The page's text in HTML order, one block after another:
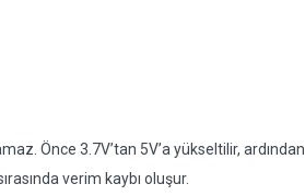
Önce 3.7V’tan 5V’a yükseltilir, ardından
verim kaybı oluşur.